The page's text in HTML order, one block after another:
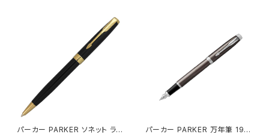
パーカー PARKER ソネット ラッ
パーカー PARKER 万年筆 197